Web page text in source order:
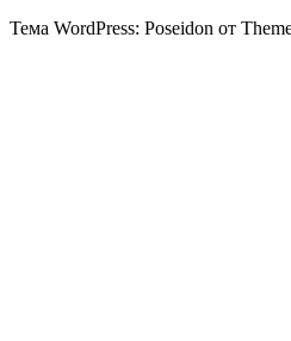
Тема WordPress: Poseidon от